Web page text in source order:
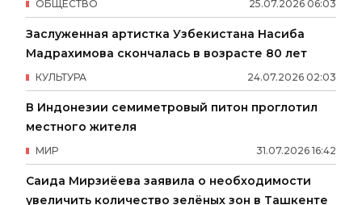
25.07.2026 06:03
ОБЩЕСТВО
Заслуженная артистка Узбекистана Насиба
Мадрахимова скончалась в возрасте 80 лет
24.07.2026 02:03
КУЛЬТУРА
В Индонезии семиметровый питон проглотил
местного жителя
31.07.2026 16:42
МИР
Саида Мирзиёева заявила о необходимости
увеличить количество зелёных зон в Ташкенте